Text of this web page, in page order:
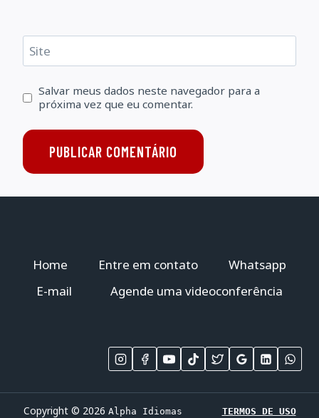
Site
Salvar meus dados neste navegador para a
próxima vez que eu comentar.
Home Entre em contato
Whatsapp
E-mail
Agende uma videoconferência
Copyright © 2026 Alpha Idiomas TERMOS DE USO